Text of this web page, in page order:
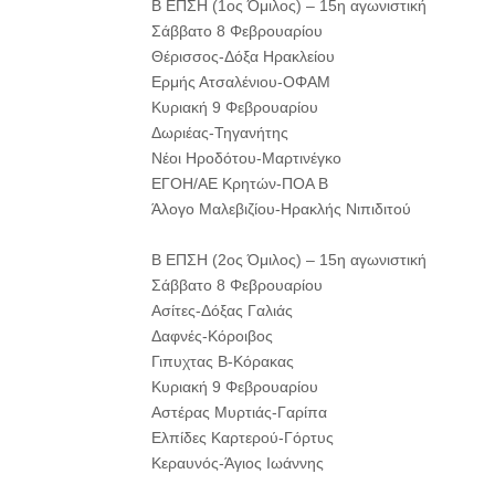
Β ΕΠΣΗ (1ος Όμιλος) – 15η αγωνιστική
Σάββατο 8 Φεβρουαρίου
Θέρισσος-Δόξα Ηρακλείου
Ερμής Ατσαλένιου-ΟΦΑΜ
Κυριακή 9 Φεβρουαρίου
Δωριέας-Τηγανήτης
Νέοι Ηροδότου-Μαρτινέγκο
ΕΓΟΗ/ΑΕ Κρητών-ΠΟΑ Β
Άλογο Μαλεβιζίου-Ηρακλής Νιπιδιτού
Β ΕΠΣΗ (2ος Όμιλος) – 15η αγωνιστική
Σάββατο 8 Φεβρουαρίου
Ασίτες-Δόξας Γαλιάς
Δαφνές-Κόροιβος
Γιπυχτας Β-Κόρακας
Κυριακή 9 Φεβρουαρίου
Αστέρας Μυρτιάς-Γαρίπα
Ελπίδες Καρτερού-Γόρτυς
Κεραυνός-Άγιος Ιωάννης